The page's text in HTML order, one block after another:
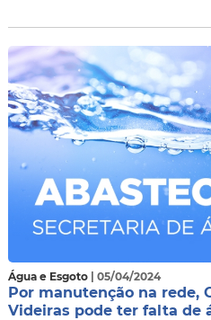
Água e Esgoto | 05/04/2024
Por manutenção na rede,
Videiras pode ter falta de